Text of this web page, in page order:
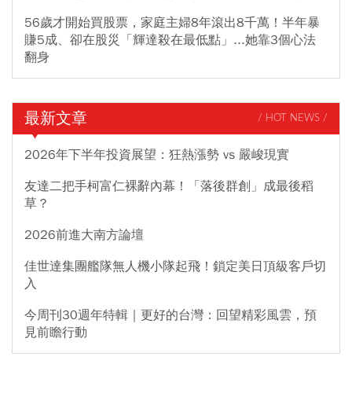
56歲才開始買股票，家庭主婦8年滾出8千萬！半年暴
賺5成、卻在股災「輝達殺在最低點」...她靠3個心法
翻身
最新文章 / HOT NEWS /
2026年下半年投資展望：狂熱漲勢 vs 嚴峻現實
友達二把手柯富仁裸辭內幕！「落後群創」成最後稻
草？
2026前進大南方論壇
佳世達集團艦隊無人機小隊起飛！鎖定美日頂級客戶切
入
今周刊30週年特輯｜更好的台灣：回望精彩風雲，預
見前瞻行動